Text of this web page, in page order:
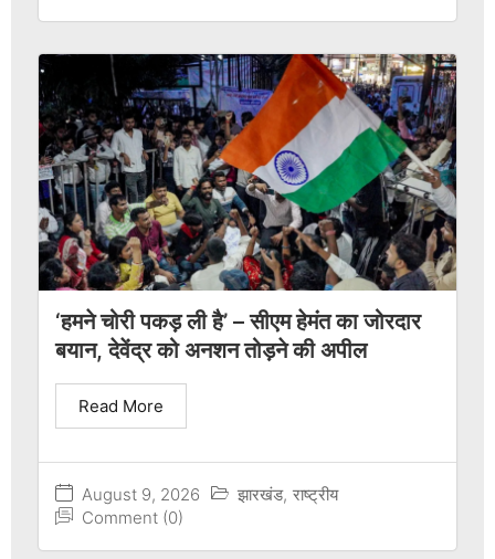
‘हमने चोरी पकड़ ली है’ – सीएम हेमंत का जोरदार
बयान, देवेंद्र को अनशन तोड़ने की अपील
August 9, 2026 झारखंड, राष्ट्रीय
Comment (0)
Read More